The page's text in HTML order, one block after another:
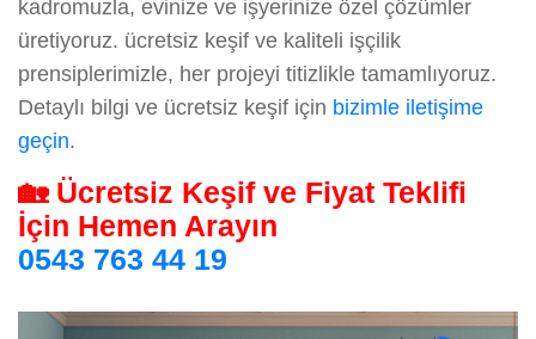
kadromuzla, evinize ve işyerinize özel çözümler
üretiyoruz. ücretsiz keşif ve kaliteli işçilik
prensiplerimizle, her projeyi titizlikle tamamlıyoruz.
Detaylı bilgi ve ücretsiz keşif için bizimle iletişime
geçin.
🏡 Ücretsiz Keşif ve Fiyat Teklifi
İçin Hemen Arayın
0543 763 44 19